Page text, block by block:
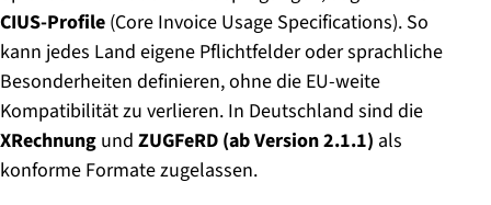
CIUS-Profile (Core Invoice Usage Specifications). So
kann jedes Land eigene Pflichtfelder oder sprachliche
Besonderheiten definieren, ohne die EU-weite
Kompatibilität zu verlieren. In Deutschland sind die
XRechnung und ZUGFeRD (ab Version 2.1.1) als
konforme Formate zugelassen.